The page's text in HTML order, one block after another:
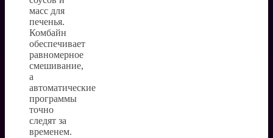
масс для
печенья.
Комбайн
обеспечивает
равномерное
смешивание,
а
автоматические
программы
точно
следят за
временем.